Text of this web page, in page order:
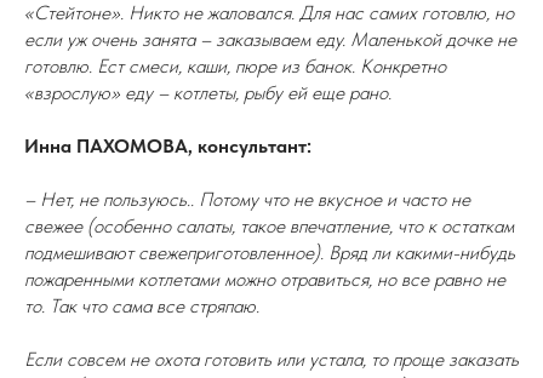
«Стейтоне». Никто не жаловался. Для нас самих готовлю, но
если уж очень занята – заказываем еду. Маленькой дочке не
готовлю. Ест смеси, каши, пюре из банок. Конкретно
«взрослую» еду – котлеты, рыбу ей еще рано.
Инна ПАХОМОВА, консультант:
– Нет, не пользуюсь.. Потому что не вкусное и часто не
свежее (особенно салаты, такое впечатление, что к остаткам
подмешивают свежеприготовленное). Вряд ли какими-нибудь
пожаренными котлетами можно отравиться, но все равно не
то. Так что сама все стряпаю.
Если совсем не охота готовить или устала, то проще заказать